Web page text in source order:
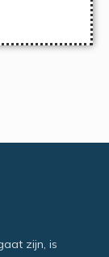
zijn, is